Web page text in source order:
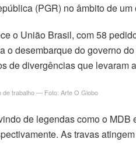
(PGR) no âmbito de
o União Brasil, com 58
o desembarque do governo
de divergências que levaram
de trabalho — Foto: Arte O Globo
de legendas como o
As travas